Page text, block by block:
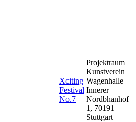
Xciting
Festival
No.7
Projektraum
Kunstverein
Wagenhalle
Innerer
Nordbhanhof
1, 70191
Stuttgart